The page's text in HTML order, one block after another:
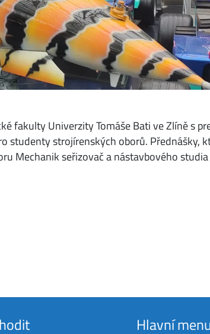
fakulty Univerzity Tomáše Bati ve Zlíně s
strojírenských oborů. Přednášky,
Mechanik seřizovač a nástavbového
Hlavní menu